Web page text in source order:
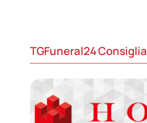
TGFuneral24 Consiglia